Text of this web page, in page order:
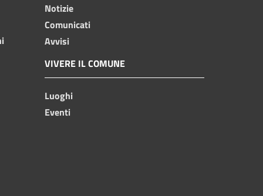
Notizie
Comunicati
Avvisi
VIVERE IL COMUNE
Luoghi
Eventi